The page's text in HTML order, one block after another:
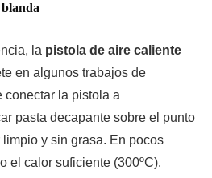
la pistola de aire caliente
en algunos trabajos de
conectar la pistola a
pasta decapante sobre el punto
y sin grasa. En pocos
el calor suficiente (300ºC).